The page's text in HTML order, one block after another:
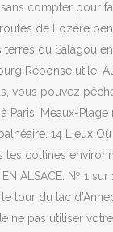
compter pour
de Lozère
du Salagou en
Réponse utile.
vous pouvez
Paris, Meaux-
14 Lieux
les collines
ALSACE. Nº 1
tour du lac
ne pas utiliser